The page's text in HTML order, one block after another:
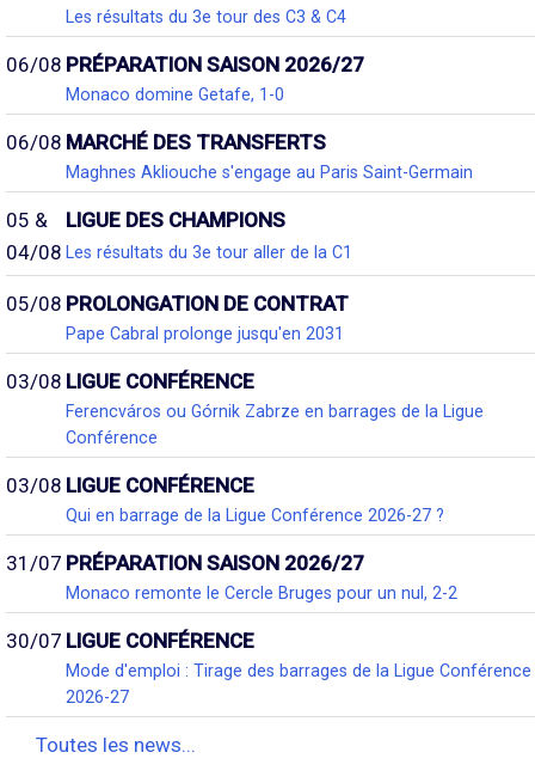
Les résultats du 3e tour des C3 & C4
06/08 PRÉPARATION SAISON 2026/27
Monaco domine Getafe, 1-0
06/08 MARCHÉ DES TRANSFERTS
Maghnes Akliouche s'engage au Paris Saint-Germain
05 &
04/08
LIGUE DES CHAMPIONS
Les résultats du 3e tour aller de la C1
05/08 PROLONGATION DE CONTRAT
Pape Cabral prolonge jusqu'en 2031
03/08 LIGUE CONFÉRENCE
Ferencváros ou Górnik Zabrze en barrages de la Ligue
Conférence
03/08 LIGUE CONFÉRENCE
Qui en barrage de la Ligue Conférence 2026-27 ?
31/07 PRÉPARATION SAISON 2026/27
Monaco remonte le Cercle Bruges pour un nul, 2-2
30/07 LIGUE CONFÉRENCE
Mode d'emploi : Tirage des barrages de la Ligue Conférence
2026-27
Toutes les news...